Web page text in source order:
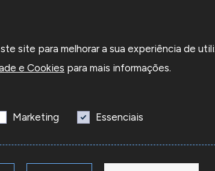
em 1969. Dedica-se à importação e comércio de
e ferramentas especializadas para as
site para melhorar a sua experiência de
e Cookies para mais informações.
Marketing Essenciais